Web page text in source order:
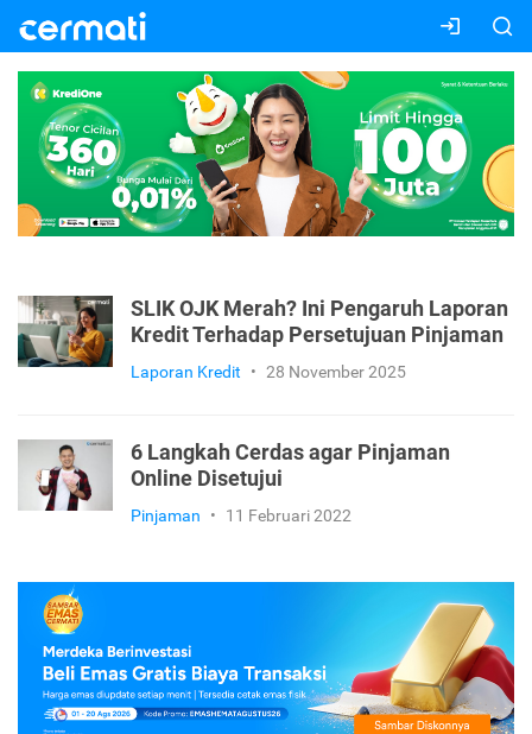
SLIK OJK Merah? Ini Pengaruh Laporan
Kredit Terhadap Persetujuan Pinjaman
Laporan Kredit • 28 November 2025
6 Langkah Cerdas agar Pinjaman
Online Disetujui
Pinjaman • 11 Februari 2022